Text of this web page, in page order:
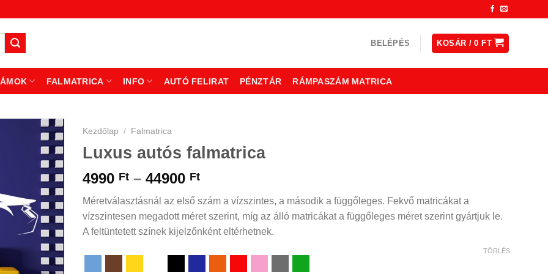
BELÉPÉS KOSÁR /0FT
FALMATRICA INFO AUTÓ FELIRAT PÉNZTÁR RÁMPASZÁM MATRICA
Kezdőlap / Falmatrica
Luxus autós falmatrica
4990 Ft – 44900 FtÁrtartomány:
4990 Ft
-
44900 Ft
Méretválasztásnál az első szám a vízszintes, a második a függőleges. Fekvő matricákat a
vízszintesen megadott méret szerint, míg az álló matricákat a függőleges méret szerint gyártjuk le.
A feltüntetett színek kijelzőnként eltérhetnek.
TÖRLÉS